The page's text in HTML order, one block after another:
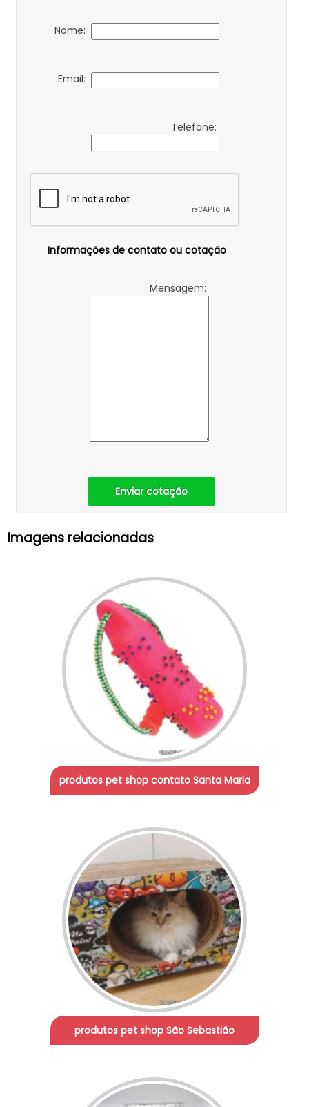
Nome:
Email:
Telefone:
Informações de contato ou cotação
Mensagem:
Enviar cotação
Imagens relacionadas
produtos pet shop contato Santa Maria
produtos pet shop São Sebastião